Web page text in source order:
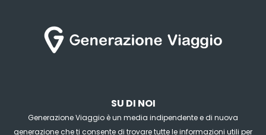
SU DI NOI
Generazione Viaggio è un media indipendente e di nuova
generazione che ti consente di trovare tutte le informazioni utili per